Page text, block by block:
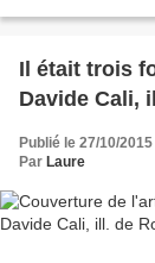
Il était trois
Davide Cali,
Publié le 27/10/
Par Laure